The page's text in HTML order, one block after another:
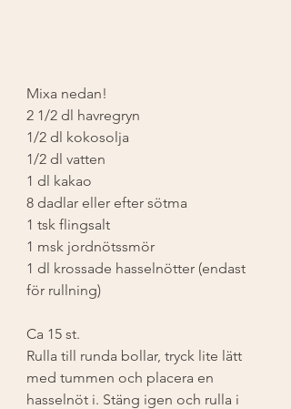
Mixa nedan!
2 1/2 dl havregryn
1/2 dl kokosolja
1/2 dl vatten
1 dl kakao
8 dadlar eller efter sötma
1 tsk flingsalt
1 msk jordnötssmör
1 dl krossade hasselnötter (endast
för rullning)
Ca 15 st.
Rulla till runda bollar, tryck lite lätt
med tummen och placera en
hasselnöt i. Stäng igen och rulla i